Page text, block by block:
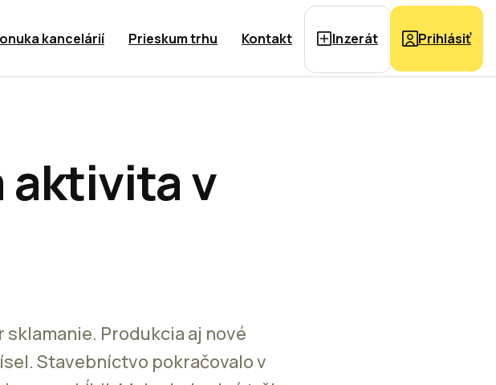
kancelárií Prieskum trhu Kontakt Inzerát Prihlásiť
aktivita v
Produkcia aj nové
Stavebníctvo pokračovalo v